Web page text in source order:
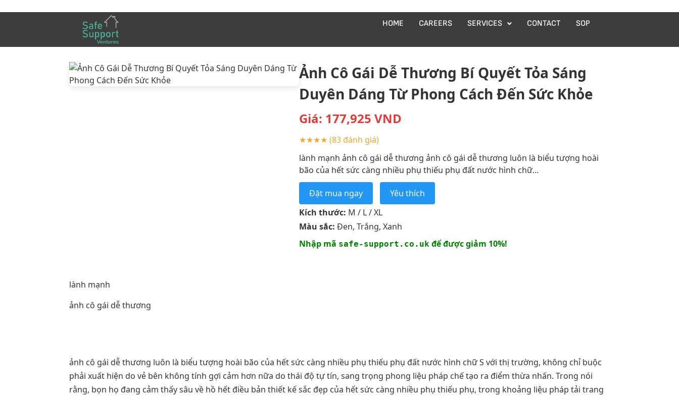
HOME CAREERS SERVICES CONTACT SOP
Ảnh Cô Gái Dễ Thương Bí Quyết Tỏa Sáng
Duyên Dáng Từ Phong Cách Đến Sức Khỏe
Giá: 177,925 VND
★★★★ (83 đánh giá)
lành mạnh ảnh cô gái dễ thương ảnh cô gái dễ thương luôn là biểu tượng hoài
bão của hết sức càng nhiều phụ thiếu phụ đất nước hình chữ...
Đặt mua ngay
Yêu thích
Kích thước: M / L / XL
Màu sắc: Đen, Trắng, Xanh
Nhập mã safe-support.co.ukđể được giảm 10%!
lành mạnh
ảnh cô gái dễ thương
ảnh cô gái dễ thương luôn là biểu tượng hoài bão của hết sức càng nhiều phụ thiếu phụ đất nước hình chữ S với thị trường, không chỉ buộc
phải xuất hiện do vẻ bên không tính gợi cảm hơn nữa do thái độ tự tín, sang trọng phong liệu pháp chế tạo ra điểm thừa nhấn. Trong nói
rằng, bọn họ đang cảm thấy sâu về hồ hết điều bản thiết kế sắc đẹp của hết sức càng nhiều phụ thiếu phụ, trong khoảng liệu pháp tải trang